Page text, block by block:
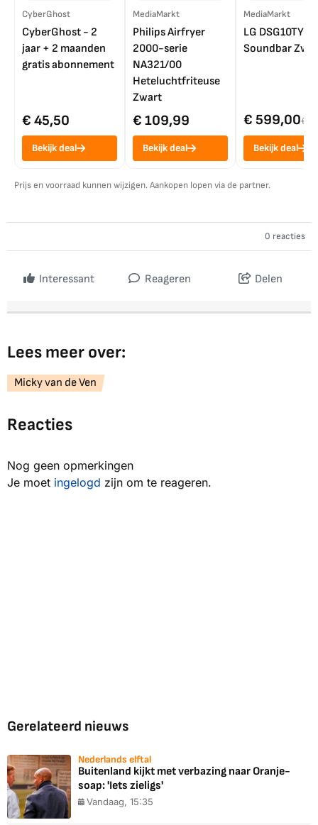
CyberGhost
CyberGhost - 2
jaar + 2 maanden
gratis abonnement
€ 45,50
Bekijk deal
MediaMarkt
Philips Airfryer
2000-serie
NA321/00
Heteluchtfriteuse
Zwart
€ 109,99
Bekijk deal
MediaMarkt
LG DSG10TY
Soundbar
€ 599,00€
Bekijk deal
Prijs en voorraad kunnen wijzigen. Aankopen lopen via de partner.
0 reacties
Interessant Reageren Delen
Lees meer over:
Micky van de Ven
Reacties
Nog geen opmerkingen
Je moet ingelogd zijn om te reageren.
Gerelateerd nieuws
Nederlands elftal
Buitenland kijkt met verbazing naar Oranje-
soap: 'Iets zieligs'
Vandaag, 15:35